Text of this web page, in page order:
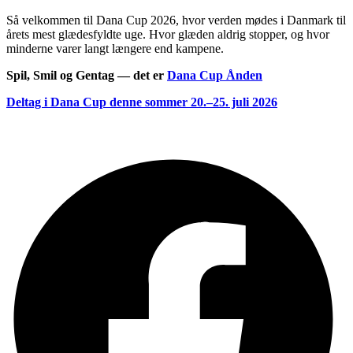
Så velkommen til Dana Cup 2026, hvor verden mødes i Danmark til
årets mest glædesfyldte uge. Hvor glæden aldrig stopper, og hvor
minderne varer langt længere end kampene.
Spil, Smil og Gentag — det er Dana Cup Ånden
Deltag i Dana Cup denne sommer 20.–25. juli 2026